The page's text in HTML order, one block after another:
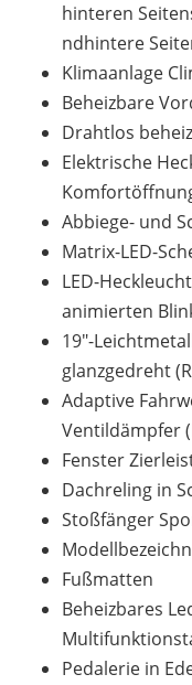
hinteren
ndhintere
Klimaanlage
Beheizbare
Drahtlos
Elektrische
Abbiege- und
Matrix-LED-
LED-
animierten
19"-
glanzgedreht
Adaptive
Ventildämpfer
Fenster
Dachreling in
Stoßfänger
Fußmatten
Beheizbares
Pedalerie in